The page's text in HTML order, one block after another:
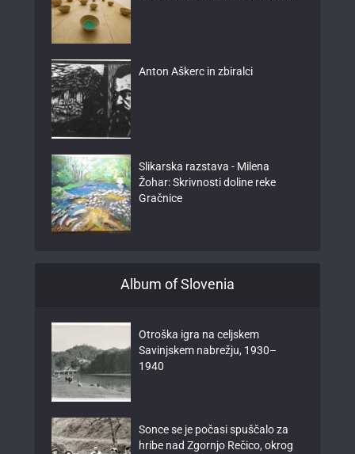
Anton Aškerc in zbiralci
Slikarska razstava - Milena
Žohar: Skrivnosti doline reke
Gračnice
Album of Slovenia
Otroška igra na celjskem
Savinjskem nabrežju, 1930–
1940
Sonce se je počasi spuščalo za
hribe nad Zgornjo Rečico, okrog